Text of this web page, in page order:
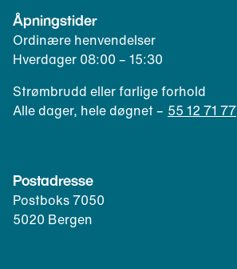
e
p
o
s
p
n
e
r
t
e
o
n
k
Åpningstider
Ordinære henvendelser
Hverdager 08:00 – 15:30
Strømbrudd eller farlige forhold
Alle dager, hele døgnet – 55 12 71 77
p
n
e
r
Postadresse
Postboks 7050
5020 Bergen